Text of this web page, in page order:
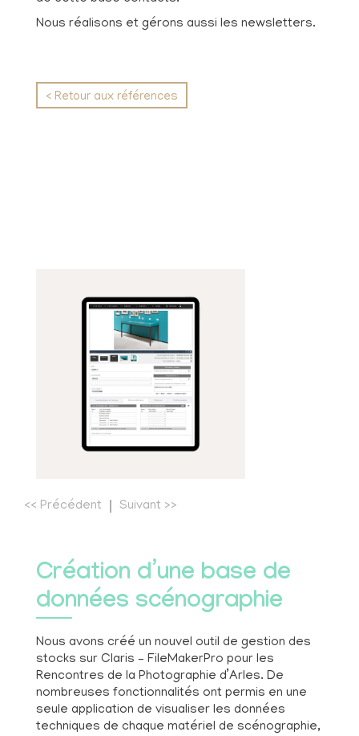
Nous réalisons et gérons aussi les newsletters.
< Retour aux références
<< Précédent Suivant >>
Création d’une base de
données scénographie
Nous avons créé un nouvel outil de gestion des
stocks sur Claris – FileMakerPro pour les
Rencontres de la Photographie d’Arles. De
nombreuses fonctionnalités ont permis en une
seule application de visualiser les données
techniques de chaque matériel de scénographie,